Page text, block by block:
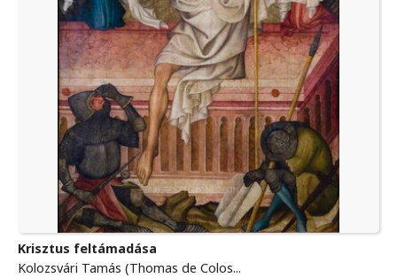
Krisztus feltámadása
Kolozsvári Tamás (Thomas de Colos...